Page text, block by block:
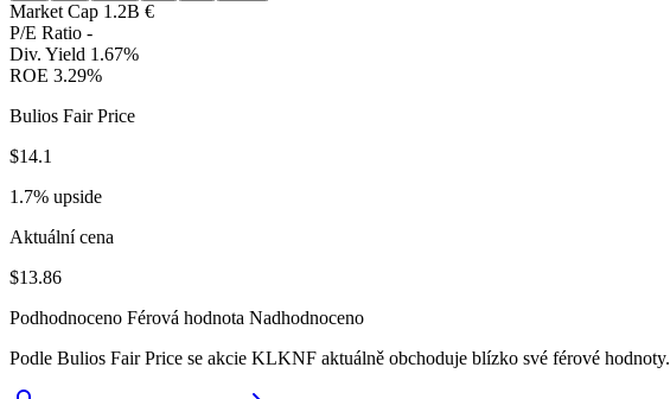
Market Cap 1.2B €
P/E Ratio -
Div. Yield 1.67%
ROE 3.29%
Bulios Fair Price
$14.1
1.7% upside
Aktuální cena
$13.86
Podhodnoceno Férová hodnota Nadhodnoceno
Podle Bulios Fair Price se akcie KLKNF aktuálně obchoduje blízko své férové hodnoty.